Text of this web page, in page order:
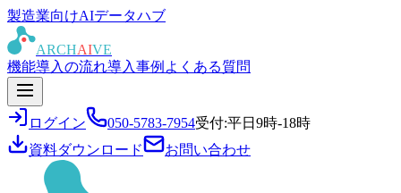
製造業向けAIデータハブ
ARCHAIVE
機能導入の流れ導入事例 よくある質問
ログイン 050-5783-7954受付:平日9時-18時
資料ダウンロード
お問い合わせ